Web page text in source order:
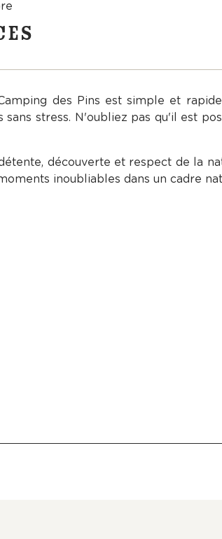
des Pins est simple et
stress. N'oubliez pas qu'il est
découverte et respect de la
inoubliables dans un cadre